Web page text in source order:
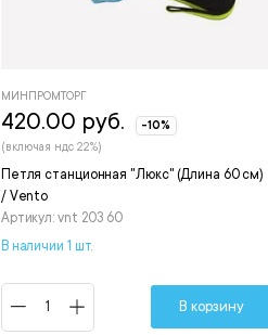
Петля станционная "Люкс" (Длина 60 см)
/ Vento
Артикул: vnt 203 60
МИНПРОМТОРГ
420.00 руб.
-10%
(включая ндс 22%)
В наличии 1 шт.
В корзину